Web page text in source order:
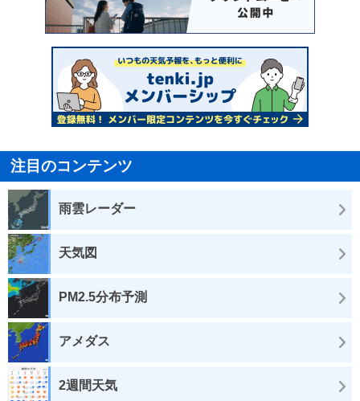
注目のコンテンツ
雨雲レーダー
天気図
PM2.5分布予測
アメダス
2週間天気